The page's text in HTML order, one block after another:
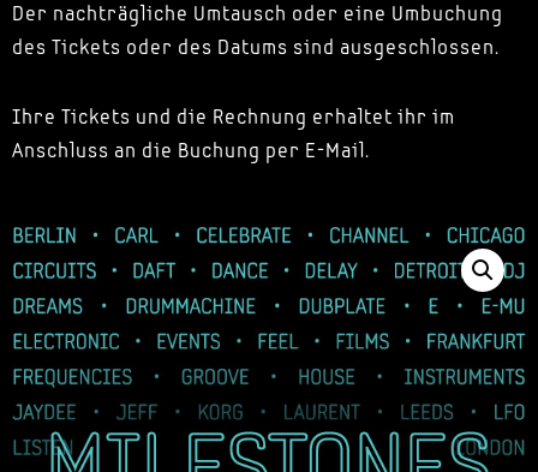
Der nachträgliche Umtausch oder eine Umbuchung
des Tickets oder des Datums sind ausgeschlossen.
Ihre Tickets und die Rechnung erhaltet ihr im
Anschluss an die Buchung per E-Mail.